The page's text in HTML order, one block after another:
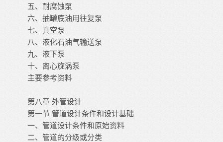
五、耐腐蚀泵
六、抽罐底油用往复泵
七、真空泵
八、液化石油气输送泵
九、液下泵
十、离心旋涡泵
主要参考资料
第八章 外管设计
第一节 管道设计条件和设计基础
一、管道设计条件和原始资料
二、管道的分级或分类